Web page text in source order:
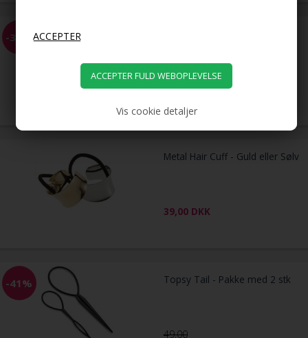
Vis cookie detaljer
-30%
99,00
Metal Hair Cuff - Guld eller Sølv
39,00 DKK
-41% Topsy Tail - Pakke med 2 stk
49,00